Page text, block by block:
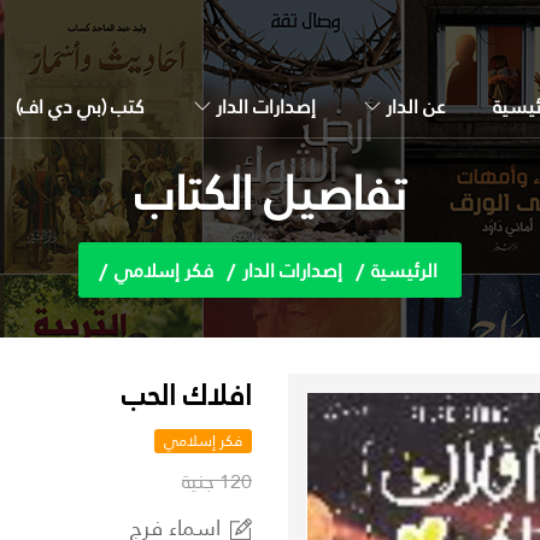
عن الدار إصدارات الدار كتب (بي دي اف)
تفاصيل الكتاب
الرئيسية إصدارات الدار فكر إسلامي
افلاك الحب
فكر إسلامي
120 جنية
اسماء فرج